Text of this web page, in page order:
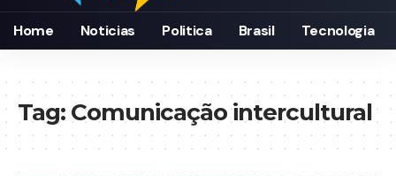
Home Noticias Politica Brasil Tecnologia
Tag: Comunicação intercultural